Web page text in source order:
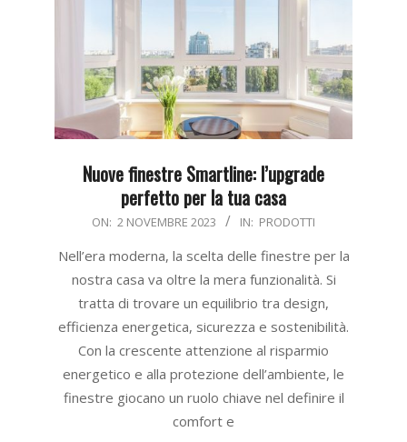
Nuove finestre Smartline: l’upgrade
perfetto per la tua casa
ON: 2 NOVEMBRE 2023 IN: PRODOTTI
Nell’era moderna, la scelta delle finestre per la
nostra casa va oltre la mera funzionalità. Si
tratta di trovare un equilibrio tra design,
efficienza energetica, sicurezza e sostenibilità.
Con la crescente attenzione al risparmio
energetico e alla protezione dell’ambiente, le
finestre giocano un ruolo chiave nel definire il
comfort e